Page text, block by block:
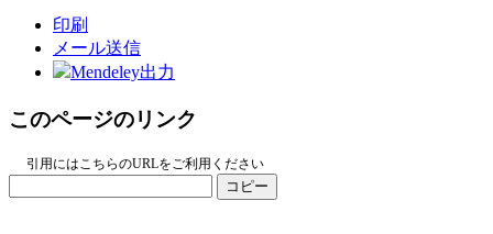
印刷
メール送信
Mendeley出力
このページのリンク
引用にはこちらのURLをご利用ください
コピー